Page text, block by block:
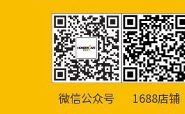
微信公众号 1688店铺